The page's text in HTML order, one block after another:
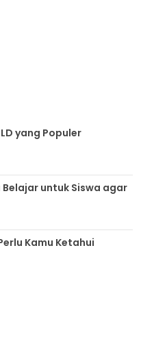
yang Populer
untuk Siswa agar
Kamu Ketahui